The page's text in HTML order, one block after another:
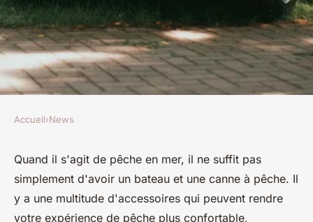
Quels accessoires sont
indispensables pour un bateau
de pêche en mer?
Accueil›News
Quand il s'agit de pêche en mer, il ne suffit pas
simplement d'avoir un bateau et une canne à pêche. Il
y a une multitude d'accessoires qui peuvent rendre
votre expérience de pêche plus confortable,